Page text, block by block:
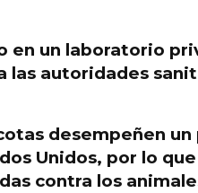
en un laboratorio
las autoridades
desempeñen un
Unidos, por lo
contra los